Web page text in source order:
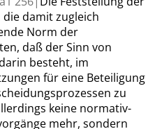
damit zugleich
Norm der
daß der Sinn von
besteht, im
für eine Beteiligung
zu
keine normativ-
mehr, sondern